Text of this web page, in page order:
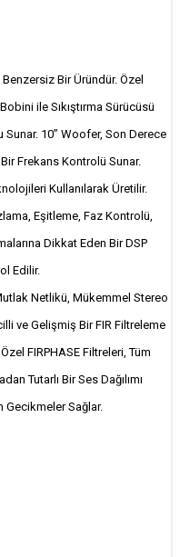
Bir Üründür. Özel
ile Sıkıştırma Sürücüsü
10” Woofer, Son Derece
Frekans Kontrolü Sunar.
Kullanılarak Üretilir.
Eşitleme, Faz Kontrolü,
Dikkat Eden Bir DSP
Edilir.
Netlikü, Mükemmel Stereo
ve Gelişmiş Bir FIR Filtreleme
FIRPHASE Filtreleri, Tüm
Tutarlı Bir Ses Dağılımı
Gecikmeler Sağlar.